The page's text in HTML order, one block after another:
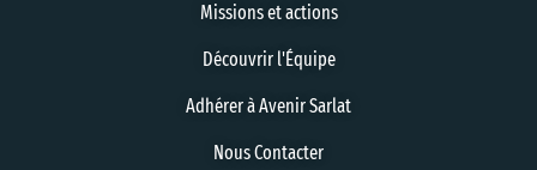
Missions et actions
Découvrir l'Équipe
Adhérer à Avenir Sarlat
Nous Contacter